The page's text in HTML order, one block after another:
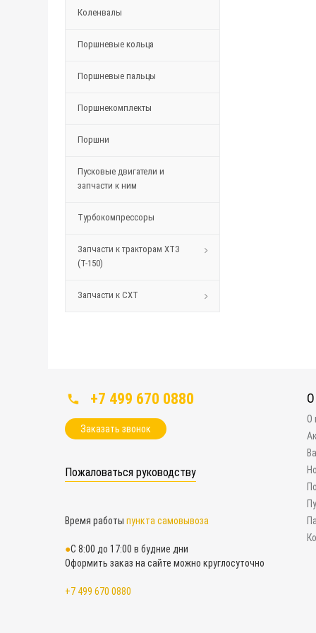
Коленвалы
Поршневые кольца
Поршневые пальцы
Поршнекомплекты
Поршни
Пусковые двигатели и
запчасти к ним
Турбокомпрессоры
Запчасти к тракторам ХТЗ
(Т-150)
Запчасти к СХТ
+7 499 670 0880
Заказать звонок
Пожаловаться руководству
Время работы пункта самовывоза
С 8:00 до 17:00 в будние дни
Оформить заказ на сайте можно круглосуточно
+7 499 670 0880
О